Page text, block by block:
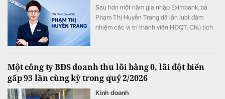
Sau hơn một năm gia nhập Eximbank, bà
Phạm Thị Huyền Trang đã lần lượt đảm
nhiệm các vị trí thành viên HĐQT, Chủ tịch
doanh nghiệp, nữ CEO sinh năm 1982 được
kỳ vọng sẽ dẫn dắt Eximbank bước vào giai
Một công ty BĐS doanh thu lõi bằng 0, lãi đột biến
gấp 93 lần cùng kỳ trong quý 2/2026
Kinh doanh